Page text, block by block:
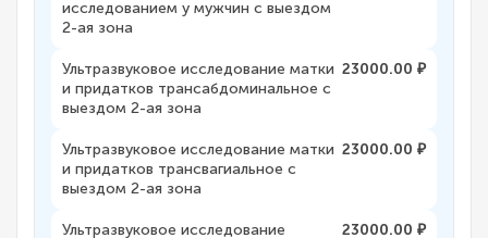
исследованием у мужчин с выездом
2-ая зона
Ультразвуковое исследование матки
и придатков трансабдоминальное с
выездом 2-ая зона
23000.00 ₽
Ультразвуковое исследование матки
и придатков трансвагиальное с
выездом 2-ая зона
23000.00 ₽
Ультразвуковое исследование
23000.00 ₽